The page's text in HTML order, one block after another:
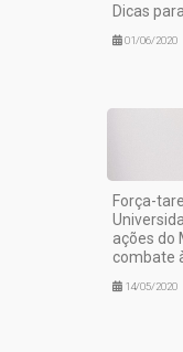
Dicas
01/06/2020
Força-
ações do
combate
14/05/2020